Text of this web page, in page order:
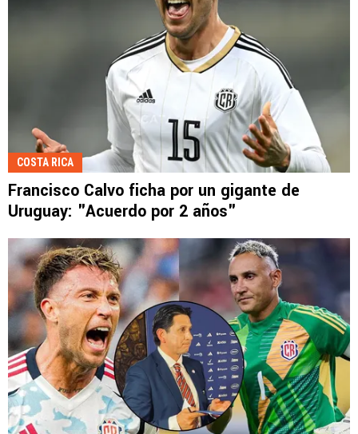
COSTA RICA
Francisco Calvo ficha por un gigante de
Uruguay: "Acuerdo por 2 años"